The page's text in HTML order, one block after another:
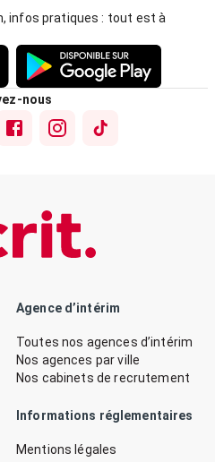
infos pratiques : tout est à
nous
Agence d’intérim
Toutes nos agences d’intérim
Nos agences par ville
Nos cabinets de recrutement
Informations réglementaires
Mentions légales